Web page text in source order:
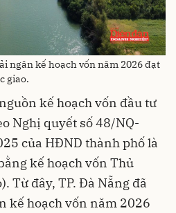
ngân kế hoạch vốn năm 2026 đạt
giao.
kế hoạch vốn đầu tư
Nghị quyết số 48/NQ-
của HĐND thành phố là
kế hoạch vốn Thủ
Từ đây, TP. Đà Nẵng đã
kế hoạch vốn năm 2026